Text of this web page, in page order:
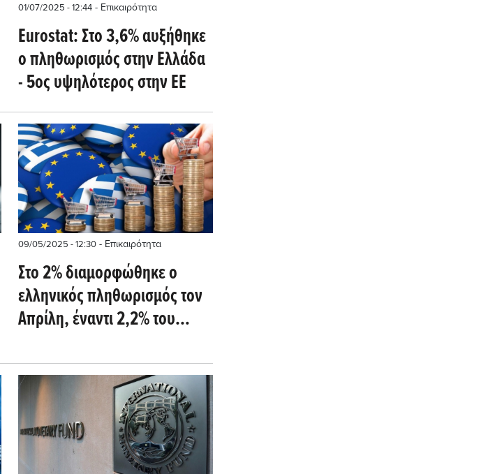
01/07/2025 - 12:44- Επικαιρότητα
Eurostat: Στο 3,6% αυξήθηκε
ο πληθωρισμός στην Ελλάδα
- 5ος υψηλότερος στην ΕΕ
09/05/2025 - 12:30- Επικαιρότητα
Στο 2% διαμορφώθηκε ο
ελληνικός πληθωρισμός τον
Απρίλη, έναντι 2,2% του